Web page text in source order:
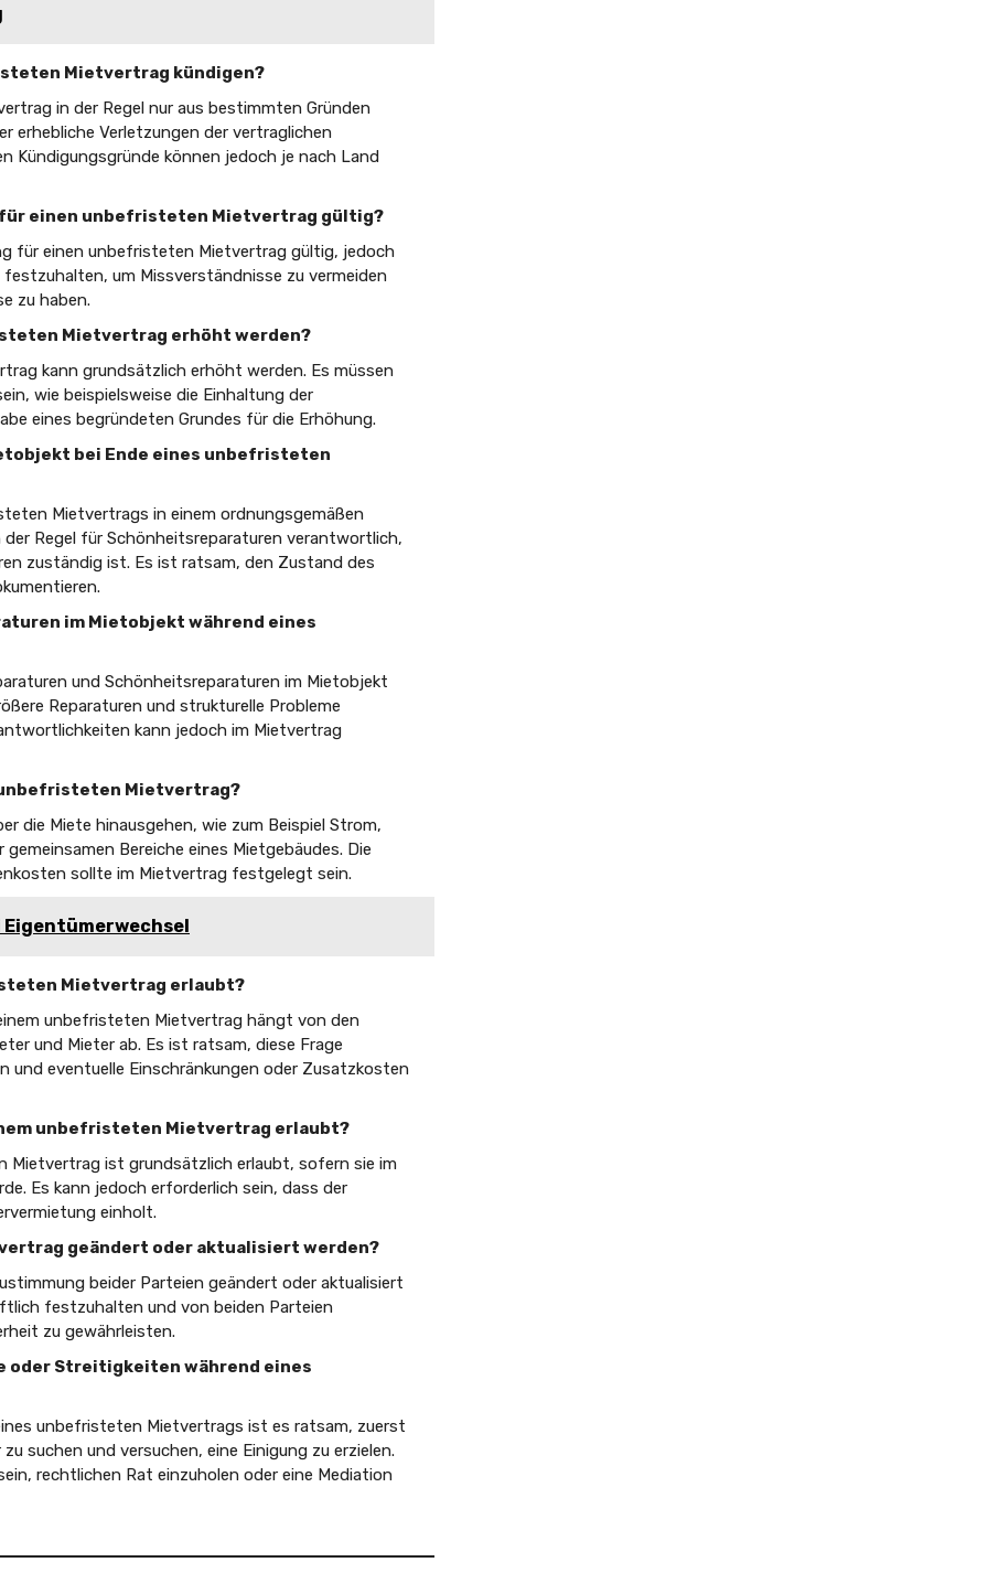
Mietvertrag kündigen?
in der Regel nur aus bestimmten Gründen
erhebliche Verletzungen der vertraglichen
Kündigungsgründe können jedoch je nach Land
für einen unbefristeten Mietvertrag gültig?
für einen unbefristeten Mietvertrag gültig, jedoch
um Missverständnisse zu vermeiden
zu haben.
Mietvertrag erhöht werden?
kann grundsätzlich erhöht werden. Es müssen
wie beispielsweise die Einhaltung der
eines begründeten Grundes für die Erhöhung.
bei Ende eines unbefristeten
Mietvertrags in einem ordnungsgemäßen
Regel für Schönheitsreparaturen verantwortlich,
zuständig ist. Es ist ratsam, den Zustand des
im Mietobjekt während eines
und Schönheitsreparaturen im Mietobjekt
Reparaturen und strukturelle Probleme
kann jedoch im Mietvertrag
unbefristeten Mietvertrag?
die Miete hinausgehen, wie zum Beispiel Strom,
Bereiche eines Mietgebäudes. Die
sollte im Mietvertrag festgelegt sein.
Mietvertrag erlaubt?
unbefristeten Mietvertrag hängt von den
und Mieter ab. Es ist ratsam, diese Frage
und eventuelle Einschränkungen oder Zusatzkosten
unbefristeten Mietvertrag erlaubt?
Mietvertrag ist grundsätzlich erlaubt, sofern sie im
Es kann jedoch erforderlich sein, dass der
einholt.
geändert oder aktualisiert werden?
beider Parteien geändert oder aktualisiert
festzuhalten und von beiden Parteien
zu gewährleisten.
oder Streitigkeiten während eines
unbefristeten Mietvertrags ist es ratsam, zuerst
suchen und versuchen, eine Einigung zu erzielen.
rechtlichen Rat einzuholen oder eine Mediation